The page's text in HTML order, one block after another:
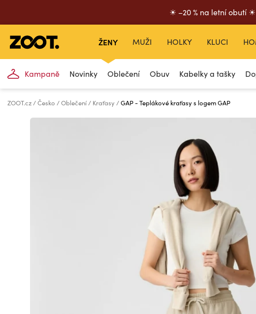
☀ –20 % na letní obutí
ŽENY
Kampaně Novinky Oblečení Obuv Kabelky a tašky
MUŽI HOLKY KLUCI
ZOOT.cz Česko Oblečení Kraťasy GAP - Teplákové kraťasy s logem GAP